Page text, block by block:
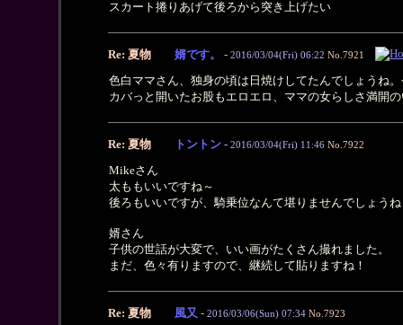
スカート捲りあげて後ろから突き上げたい
Re: 夏物 婿です。 - 2016/03/04(Fri) 06:22 No.7921
色白ママさん、独身の頃は日焼けしてたんでしょうね
カバっと開いたお股もエロエロ、ママの女らしさ満開
Re: 夏物 トントン - 2016/03/04(Fri) 11:46 No.7922
Mikeさん
太ももいいですね～
後ろもいいですが、騎乗位なんて堪りませんでしょう
婿さん
子供の世話が大変で、いい画がたくさん撮れました。
まだ、色々有りますので、継続して貼りますね！
Re: 夏物 風又 - 2016/03/06(Sun) 07:34 No.7923